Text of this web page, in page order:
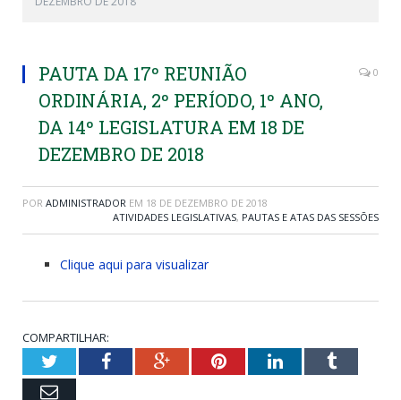
PAUTA DA 17º REUNIÃO
ORDINÁRIA, 2º PERÍODO, 1º ANO,
DA 14º LEGISLATURA EM 18 DE
DEZEMBRO DE 2018
0
POR ADMINISTRADOR EM 18 DE DEZEMBRO DE 2018
ATIVIDADES LEGISLATIVAS, PAUTAS E ATAS DAS SESSÕES
Clique aqui para visualizar
COMPARTILHAR:
TwitterFacebookGoogle+PinterestLinkedInTumblr
Email